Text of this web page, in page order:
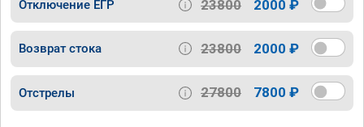
Отключение ЕГР 23800 2000 ₽
Возврат стока 23800 2000 ₽
Отстрелы 27800 7800 ₽